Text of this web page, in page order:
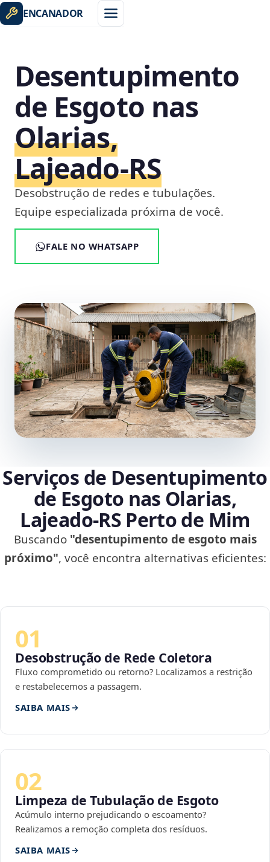
ENCANADOR
Desentupimento
de Esgoto nas
Olarias,
Lajeado‑RS
Desobstrução de redes e tubulações.
Equipe especializada próxima de você.
FALE NO WHATSAPP
Serviços de Desentupimento
de Esgoto nas Olarias,
Lajeado‑RS Perto de Mim
Buscando "desentupimento de esgoto mais
próximo", você encontra alternativas eficientes:
01
Desobstrução de Rede Coletora
Fluxo comprometido ou retorno? Localizamos a restrição
e restabelecemos a passagem.
SAIBA MAIS
02
Limpeza de Tubulação de Esgoto
Acúmulo interno prejudicando o escoamento?
Realizamos a remoção completa dos resíduos.
SAIBA MAIS